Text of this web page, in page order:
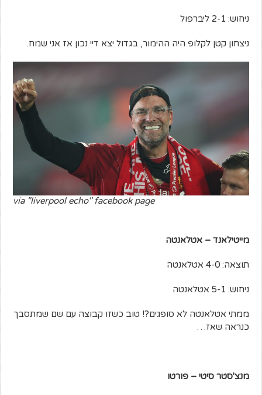
ניחוש: 2-1 ליברפול
ניצחון קטן לקלופ היה ההימור, בגדול יצא דיי נכון אז אני שמח.
via "liverpool echo" facebook page
מייטילאנד – אטלאנטה
תוצאה: 4-0 אטלאנטה
ניחוש: 5-1 אטלאנטה
ממתי אטלאנטה לא סופגים?! טוב כשזו קבוצה עם שם שמתסבך
כנראה שאז…
מנצ'סטר סיטי – פורטו